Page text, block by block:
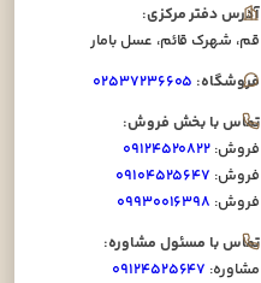
آدرس دفتر مرکزی:
قم، شهرک قائم، عسل بامار
فروشگاه: ۰۲۵۳۷۲۳۶۶۰۵
تماس با بخش فروش:
فروش: ۰۹۱۲۴۵۲۰۸۲۲
فروش: ۰۹۱۰۴۵۲۵۶۴۷
فروش: ۰۹۹۳۰۰۱۶۳۹۸
تماس با مسئول مشاوره:
مشاوره: ۰۹۱۲۴۵۲۵۶۴۷